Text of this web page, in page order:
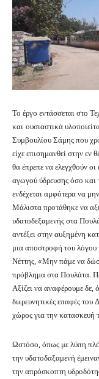
Το έργο εντάσσεται στο
και ουσιαστικά
Συμβουλίου Σάμης που
είχε επισημανθεί στην εν
θα έπρεπε να ελεγχθούν
αγωγού ύδρευσης όσο
ενδέχεται αμφότερα να
Μάλιστα προτάθηκε να
υδατοδεξαμενής στα
αντέξει στην αυξημένη
μια αποστροφή του
Νέττης, «Μην πάμε να
πρόβλημα στα Πουλάτα.
Αξίζει να αναφέρουμε δε,
διερευνητικές επαφές
χώρος για την κατασκευή
Ωστόσο, όπως με λύπη
την υδατοδαξαμενή
την απρόσκοπτη